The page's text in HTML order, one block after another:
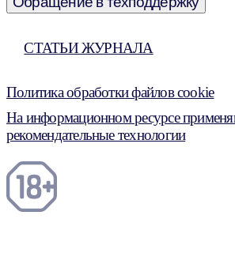
СТАТЬИ ЖУРНАЛА
Политика обработки файлов cookie
На информационном ресурсе
рекомендательные технологии